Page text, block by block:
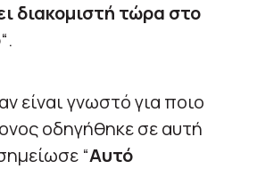
διακομιστή τώρα στο
“.
είναι γνωστό για ποιο
οδηγήθηκε σε αυτή
“Αυτό